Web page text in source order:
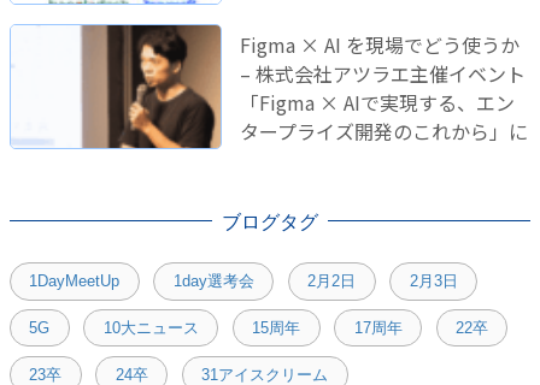
Figma × AI を現場でどう使うか
– 株式会社アツラエ主催イベント
「Figma × AIで実現する、エン
タープライズ開発のこれから」に
ブログタグ
1DayMeetUp 1day選考会 2月2日 2月3日
5G 10大ニュース 15周年 17周年 22卒
23卒 24卒 31アイスクリーム